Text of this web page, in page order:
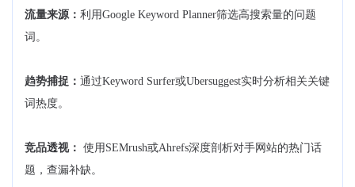
流量来源： 利用Google Keyword Planner筛选高搜索量的问题
词。
趋势捕捉： 通过Keyword Surfer或Ubersuggest实时分析相关关键
词热度。
竞品透视： 使用SEMrush或Ahrefs深度剖析对手网站的热门话
题，查漏补缺。